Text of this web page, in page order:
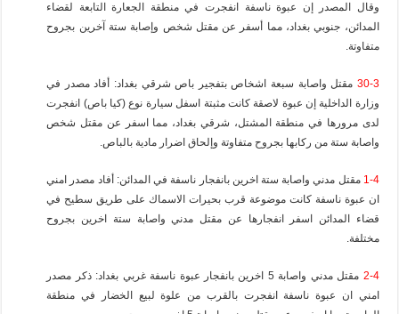
وقال المصدر إن عبوة ناسفة انفجرت في منطقة الجعارة التابعة لقضاء
المدائن، جنوبي بغداد، مما أسفر عن مقتل شخص وإصابة ستة آخرين بجروح
متفاوتة.
30-3 مقتل واصابة سبعة اشخاص بتفجير باص شرقي بغداد: أفاد مصدر في
وزارة الداخلية إن عبوة لاصقة كانت مثبتة اسفل سيارة نوع (كيا باص) انفجرت
لدى مرورها في منطقة المشتل، شرقي بغداد، مما اسفر عن مقتل شخص
واصابة ستة من ركابها بجروح متفاوتة وإلحاق اضرار مادية بالباص.
1-4 مقتل مدني واصابة ستة اخرين بانفجار ناسفة في المدائن: أفاد مصدر امني
ان عبوة ناسفة كانت موضوعة قرب بحيرات الاسماك على طريق سطيح في
قضاء المدائن اسفر انفجارها عن مقتل مدني واصابة ستة اخرين بجروح
مختلفة.
2-4
مقتل مدني واصابة 5 اخرين بانفجار عبوة ناسفة غربي بغداد: ذكر مصدر
امني ان عبوة ناسفة انفجرت بالقرب من علوة لبيع الخضار في منطقة